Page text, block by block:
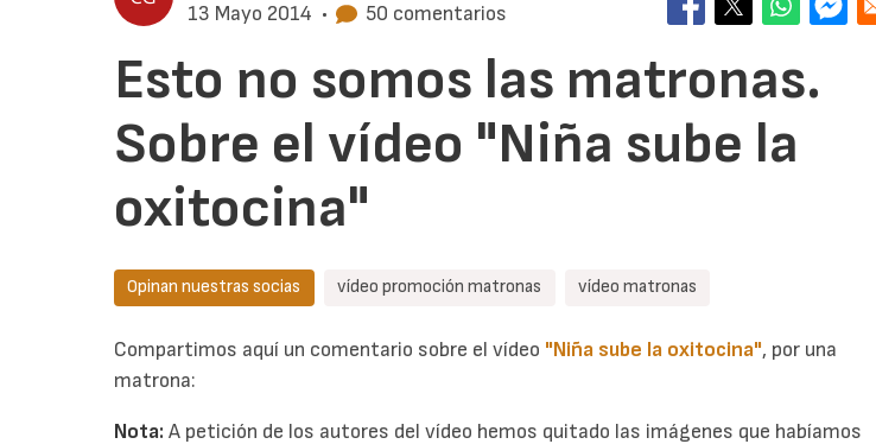
13 Mayo 2014 • 50 comentarios
Esto no somos las matronas.
Sobre el vídeo "Niña sube la
oxitocina"
Opinan nuestras socias vídeo promoción matronas vídeo matronas
Compartimos aquí un comentario sobre el vídeo "Niña sube la oxitocina", por una
matrona:
Nota: A petición de los autores del vídeo hemos quitado las imágenes que habíamos